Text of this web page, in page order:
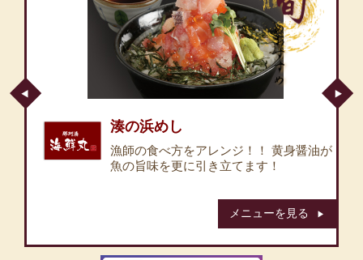
湊の浜めし
漁師の食べ方をアレンジ！！ 黄身醤油が
魚の旨味を更に引き立てます！
メニューを見る